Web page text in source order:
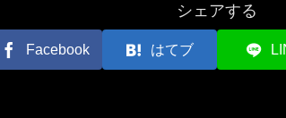
シェアする
Facebook はてブ